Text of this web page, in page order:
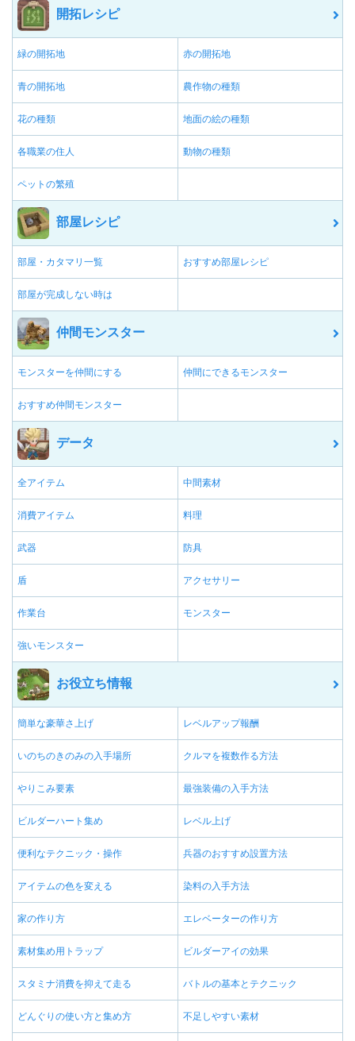
開拓レシピ
緑の開拓地 赤の開拓地
青の開拓地 農作物の種類
花の種類 地面の絵の種類
各職業の住人 動物の種類
ペットの繁殖
部屋レシピ
部屋・カタマリ一覧 おすすめ部屋レシピ
部屋が完成しない時は
仲間モンスター
モンスターを仲間にする 仲間にできるモンスター
おすすめ仲間モンスター
データ
全アイテム 中間素材
消費アイテム 料理
武器 防具
盾 アクセサリー
作業台 モンスター
強いモンスター
お役立ち情報
簡単な豪華さ上げ レベルアップ報酬
いのちのきのみの入手場所 クルマを複数作る方法
やりこみ要素 最強装備の入手方法
ビルダーハート集め レベル上げ
便利なテクニック・操作 兵器のおすすめ設置方法
アイテムの色を変える 染料の入手方法
家の作り方 エレベーターの作り方
素材集め用トラップ ビルダーアイの効果
スタミナ消費を抑えて走る バトルの基本とテクニック
どんぐりの使い方と集め方 不足しやすい素材